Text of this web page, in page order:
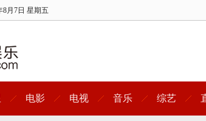
8月7日 星期五
电影 电视 音乐 综艺